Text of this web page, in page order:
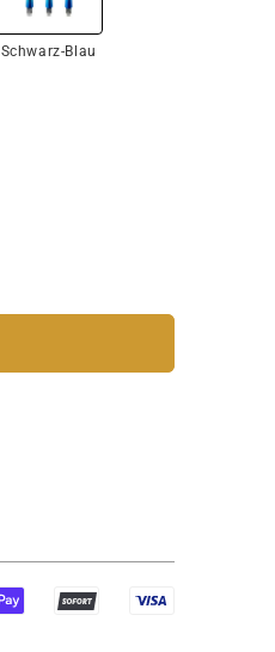
Schwarz-Blau